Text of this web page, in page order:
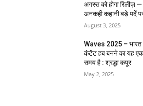
अगस्त को होगा रिलीज़ —
अनकही कहानी बड़े पर्दे
August 3, 2025
Waves 2025 – भारत
कंटेंट हब बनने का यह
समय है : श्रद्धा कपूर
May 2, 2025